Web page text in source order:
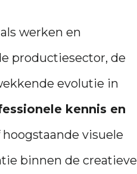
werken en
productiesector, de
evolutie in
kennis en
visuele
binnen de creatieve